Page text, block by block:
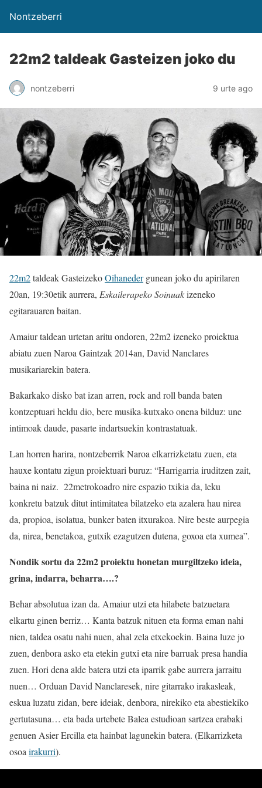
Nontzeberri
22m2 taldeak Gasteizen joko du
nontzeberri 9 urte ago
22m2taldeak GasteizekoOihanedergunean joko du apirilaren
20an, 19:30etik aurrera, Eskailerapeko Soinuakizeneko
egitarauaren baitan.
Amaiur taldean urtetan aritu ondoren, 22m2 izeneko proiektua
abiatu zuen Naroa Gaintzak 2014an, David Nanclares
musikariarekin batera.
Bakarkako disko bat izan arren, rock and roll banda baten
kontzeptuari heldu dio, bere musika-kutxako onena bilduz: une
intimoak daude, pasarte indartsuekin kontrastatuak.
Lan horren harira, nontzeberrik Naroa elkarrizketatu zuen, eta
hauxe kontatu zigun proiektuari buruz: “Harrigarria iruditzen zait,
baina ni naiz. 22metrokoadro nire espazio txikia da, leku
konkretu batzuk ditut intimitatea bilatzeko eta azalera hau nirea
da, propioa, isolatua, bunker baten itxurakoa. Nire beste aurpegia
da, nirea, benetakoa, gutxik ezagutzen dutena, goxoa eta xumea”.
Nondik sortu da22m2proiektu honetan murgiltzeko ideia,
grina, indarra, beharra….?
Behar absolutua izan da. Amaiur utzi eta hilabete batzuetara
elkartu ginen berriz… Kanta batzuk nituen eta forma eman nahi
nien, taldea osatu nahi nuen, ahal zela etxekoekin. Baina luze jo
zuen, denbora asko eta etekin gutxi eta nire barruak presa handia
zuen. Hori dena alde batera utzi eta iparrik gabe aurrera jarraitu
nuen… Orduan David Nanclaresek, nire gitarrako irakasleak,
eskua luzatu zidan, bere ideiak, denbora, nirekiko eta abestiekiko
gertutasuna… eta bada urtebete Balea estudioan sartzea erabaki
genuen Asier Ercilla eta hainbat lagunekin batera. (Elkarrizketa
osoairakurri).